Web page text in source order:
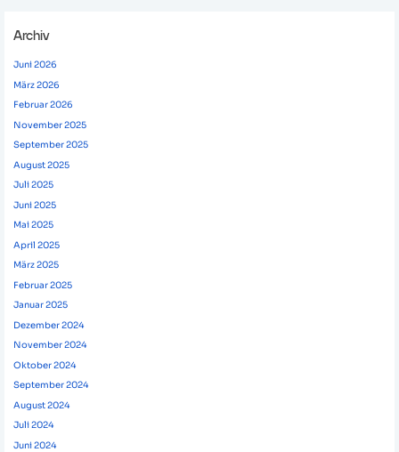
Archiv
Juni 2026
März 2026
Februar 2026
November 2025
September 2025
August 2025
Juli 2025
Juni 2025
Mai 2025
April 2025
März 2025
Februar 2025
Januar 2025
Dezember 2024
November 2024
Oktober 2024
September 2024
August 2024
Juli 2024
Juni 2024